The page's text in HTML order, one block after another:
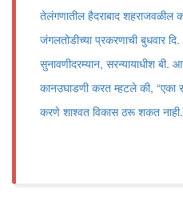
तेलंगणातील हैदराबाद शहराजवळील
जंगलतोडीच्या प्रकरणाची बुधवार
सुनावणीदरम्यान, सरन्यायाधीश बी.
कानउघाडणी करत म्हटले की, “एका
करणे शाश्वत विकास ठरू शकत